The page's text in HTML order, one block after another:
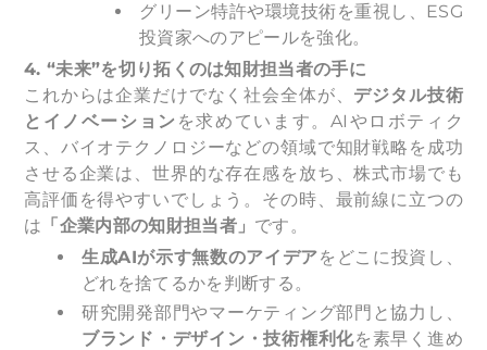
グリーン特許や環境技術を重視し、ESG
投資家へのアピールを強化。
4. “未来”を切り拓くのは知財担当者の手に
これからは企業だけでなく社会全体が、 デジタル技術
とイノベーション を求めています。AIやロボティク
ス、バイオテクノロジーなどの領域で知財戦略を成功
させる企業は、世界的な存在感を放ち、株式市場でも
高評価を得やすいでしょう。その時、最前線に立つの
は 「企業内部の知財担当者」 です。
生成AIが示す無数のアイデアをどこに投資し、
どれを捨てるかを判断する。
研究開発部門やマーケティング部門と協力し、
ブランド・デザイン・技術権利化を素早く進め